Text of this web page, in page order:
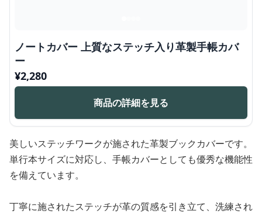
ノートカバー 上質なステッチ入り革製手帳カバ
ー
¥2,280
商品の詳細を見る
美しいステッチワークが施された革製ブックカバーです。
単行本サイズに対応し、手帳カバーとしても優秀な機能性
を備えています。
丁寧に施されたステッチが革の質感を引き立て、洗練され